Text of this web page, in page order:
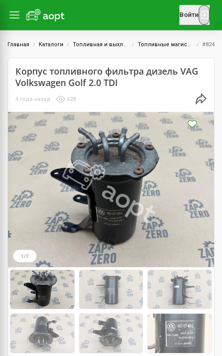
Войти
Главная Каталоги Топливная и выхлопная системы Топливные магистрали #824
Корпус топливного фильтра дизель VAG
Volkswagen Golf 2.0 TDI
4 года назад 628
1/7